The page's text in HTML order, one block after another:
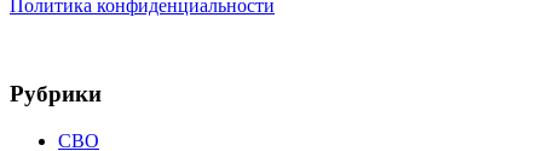
Политика конфиденциальности
Рубрики
СВО